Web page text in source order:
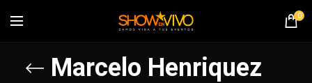
0
Marcelo Henriquez